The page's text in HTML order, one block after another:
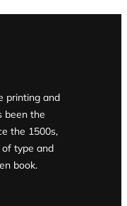
printing and
been the
the 1500s,
type and
book.